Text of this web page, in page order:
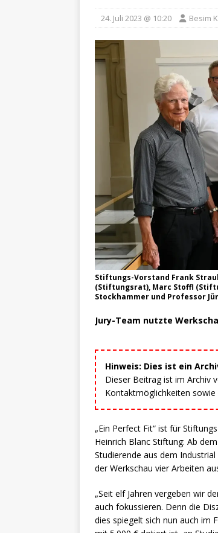
24. Juli 2023 @ 10:20 Besim
Stiftungs-Vorstand Frank
(Stiftungsrat), Marc Stoffl
Stockhammer und Professor
Jury-Team nutzte
Hinweis: Dies ist ein
Dieser Beitrag ist im Archiv
Kontaktmöglichkeiten
„Ein Perfect Fit“ ist für
Heinrich Blanc Stiftung: Ab
Studierende aus dem
der Werkschau vier Arbeiten
„Seit elf Jahren vergeben wir
auch fokussieren. Denn die
dies spiegelt sich nun auch im